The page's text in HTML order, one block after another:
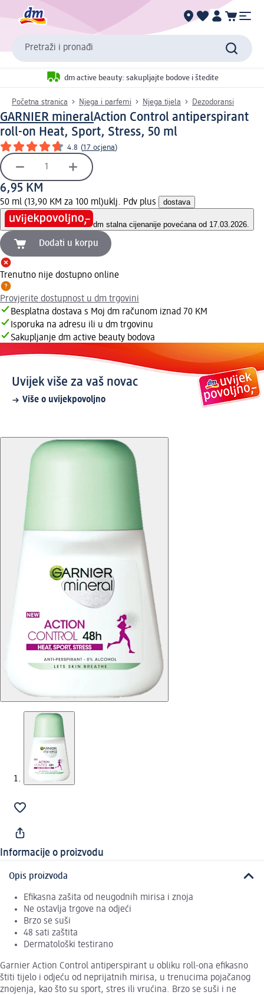
Pretraži i pronađi
dm active beauty: sakupljajte bodove i štedite
Početna stranica Njega i parfemi Njega tijela Dezodoransi
GARNIER mineralAction Control antiperspirant
roll-on Heat, Sport, Stress, 50 ml
4.8 (17 ocjena)
6,95 KM
50 ml (13,90 KM za 100 ml)uklj. Pdv plus dostava
dm stalna cijenanije povećana od 17.03.2026.
Dodati u korpu
Trenutno nije dostupno online
Provjerite dostupnost u dm trgovini
Besplatna dostava s Moj dm računom iznad 70 KM
Isporuka na adresu ili u dm trgovinu
Sakupljanje dm active beauty bodova
Uvijek više za vaš novac
Više o uvijekpovoljno
Informacije o proizvodu
Opis proizvoda
Efikasna zašita od neugodnih mirisa i znoja
Ne ostavlja trgove na odjeći
Brzo se suši
48 sati zaštita
Dermatološki testirano
Garnier Action Control antiperspirant u obliku roll-ona efikasno
štiti tijelo i odjeću od neprijatnih mirisa, u trenucima pojačanog
znojenja, kao što su sport, stres ili vrućina. Brzo se suši i ne